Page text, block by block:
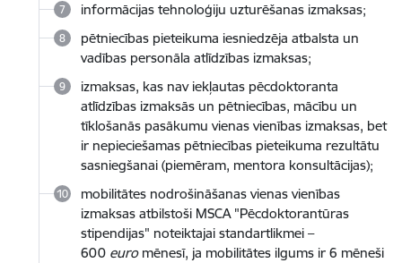
informācijas tehnoloģiju uzturēšanas izmaksas;
pētniecības pieteikuma iesniedzēja atbalsta un
vadības personāla atlīdzības izmaksas;
izmaksas, kas nav iekļautas pēcdoktoranta
atlīdzības izmaksās un pētniecības, mācību un
tīklošanās pasākumu vienas vienības izmaksas, bet
ir nepieciešamas pētniecības pieteikuma rezultātu
sasniegšanai (piemēram, mentora konsultācijas);
mobilitātes nodrošināšanas vienas vienības
izmaksas atbilstoši MSCA "Pēcdoktorantūras
stipendijas" noteiktajai standartlikmei –
600 euromēnesī, ja mobilitātes ilgums ir 6 mēneši